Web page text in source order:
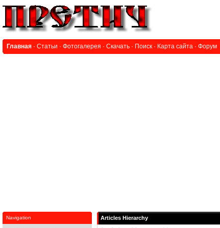
Главная · Статьи · Фотогалерея · Скачать · Поиск · Карта сайта · Форум
Navigation Articles Hierarchy